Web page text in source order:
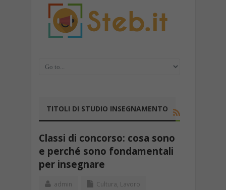
TITOLI DI STUDIO INSEGNAMENTO
Classi di concorso: cosa sono
e perché sono fondamentali
per insegnare
admin Cultura, Lavoro